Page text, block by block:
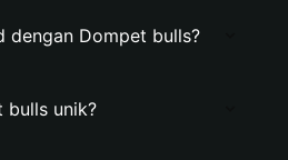
dengan Dompet bulls?
bulls unik?